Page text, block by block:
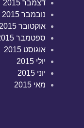
דצמבר 2015
נובמבר 2015
אוקטובר 2015
ספטמבר 2015
אוגוסט 2015
יולי 2015
יוני 2015
מאי 2015